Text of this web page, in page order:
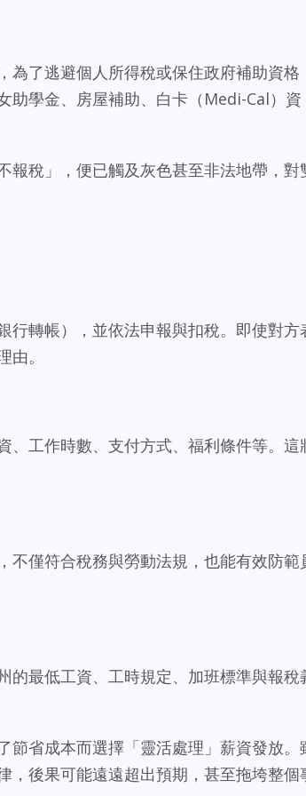
了逃避個人所得稅或保住政府補助資格
助學金、房屋補助、白卡（Medi-Cal）資
報稅」，便已觸及灰色甚至非法地帶，對
行轉帳），並依法申報與扣稅。即使對方
。
、工作時數、支付方式、福利條件等。這
不僅符合稅務與勞動法規，也能有效防範
的最低工資、工時規定、加班標準與報稅
節省成本而選擇「靈活處理」薪資發放。
，後果可能遠遠超出預期，甚至拖垮整個